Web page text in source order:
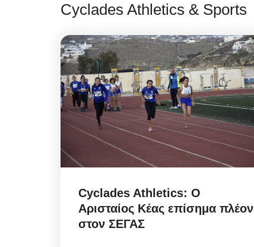
Cyclades Athletics & Sports
Cyclades Athletics: Ο
Aρισταίος Κέας επίσημα πλέον
στον ΣΕΓΑΣ